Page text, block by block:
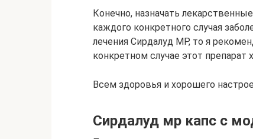
Конечно, назначать
каждого конкретного случая
лечения Сирдалуд МР, то я
конкретном случае этот
Всем здоровья и хорошего
Сирдалуд мр капс с